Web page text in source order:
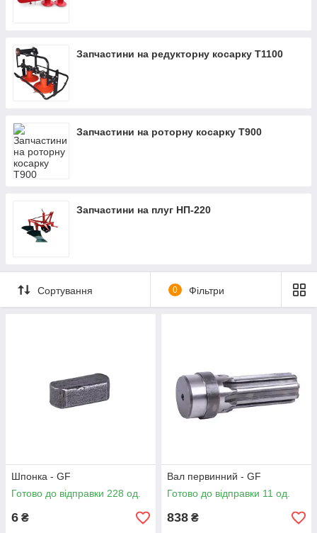
Запчастини на редукторну косарку Т1100
Запчастини на роторну косарку Т900
Запчастини на плуг НП-220
Сортування 0 Фільтри
Шпонка - GF
Готово до відправки 228 од.
6 ₴
Вал первинний - GF
Готово до відправки 11 од.
838 ₴